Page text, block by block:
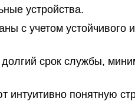
устройства.
с учетом устойчивого
срок службы,
понятную